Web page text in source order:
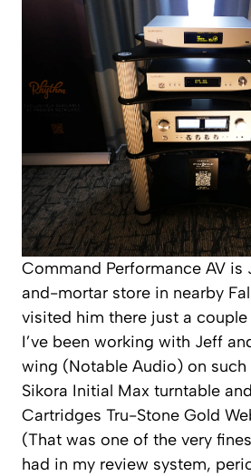
Command Performance AV is
and-mortar store in nearby
visited him there just a
I’ve been working with Jeff
wing (Notable Audio) on such
Sikora Initial Max turntable
Cartridges Tru-Stone Gold
(That was one of the very
had in my review system,